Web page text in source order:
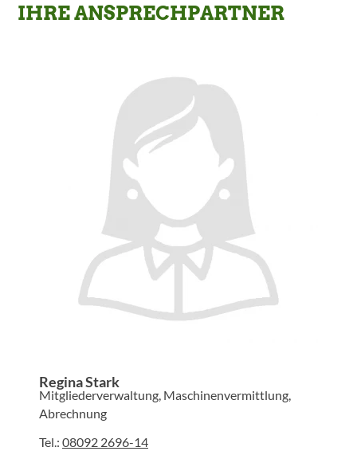
IHRE ANSPRECHPARTNER
Regina Stark
Mitgliederverwaltung, Maschinenvermittlung,
Abrechnung
Tel.: 08092 2696-14